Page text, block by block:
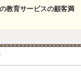
教育サービスの顧客満